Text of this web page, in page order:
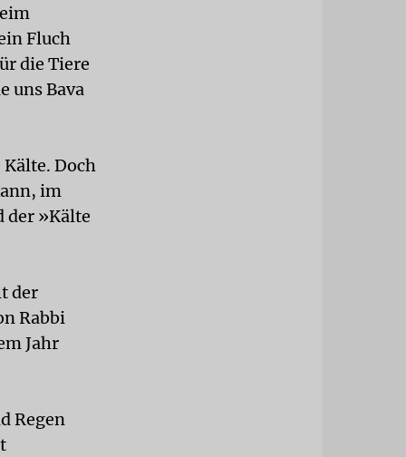
Fluch
die Tiere
uns Bava
Doch
im
der »Kälte
der
Rabbi
Jahr
Regen